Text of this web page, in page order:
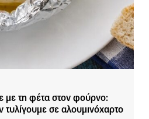
με τη φέτα στον φούρνο:
τυλίγουμε σε αλουμινόχαρτο